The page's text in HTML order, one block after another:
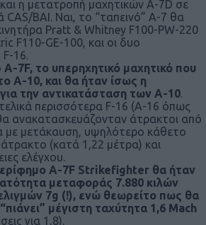
η μετατροπή μαχητικών A-7D σε
CAS/BAI. Ναι, το “ταπεινό” Α-7 θα
Pratt & Whitney F100-PW-220
F110-GE-100, και οι δυο
F-16.
A-7F, το υπερηχητικό μαχητικό που
Α-10, και θα ήταν ίσως η
την αντικατάσταση των Α-10.
περισσότερα F-16 (A-16 όπως
ανακατασκευάζονταν άτρακτοι από
με μετάκαυση, υψηλότερο κάθετο
(κατά 1,22 μέτρα) και
ελέγχου.
A-7F Strikefighter θα ήταν
μεταφοράς 7.880 κιλών
7g (!), ενώ θεωρείτο πως θα
μέγιστη ταχύτητα 1,6 Mach
για 1,8).